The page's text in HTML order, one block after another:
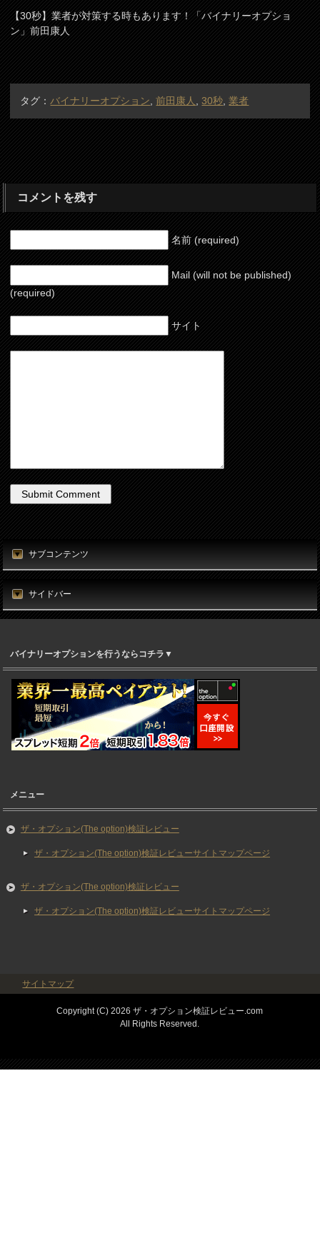
【30秒】業者が対策する時もあります！「バイナリーオプショ
ン」前田康人
タグ： バイナリーオプション ,前田康人 ,30秒 ,業者
コメントを残す
名前 (required)
Mail (will not be published)
(required)
サイト
サブコンテンツ
サイドバー
バイナリーオプションを行うならコチラ▼
メニュー
ザ・オプション(The option)検証レビュー
ザ・オプション(The option)検証レビューサイトマップページ
ザ・オプション(The option)検証レビュー
ザ・オプション(The option)検証レビューサイトマップページ
サイトマップ
Copyright (C) 2026 ザ・オプション検証レビュー.com
All Rights Reserved.